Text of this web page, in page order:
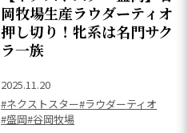
岡牧場生産ラウダーティオ
押し切り！牝系は名門サク
ラ一族
2025.11.20
#ネクストスター#ラウダーティオ
#盛岡#谷岡牧場